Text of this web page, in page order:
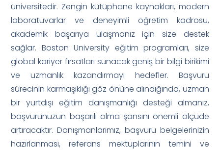
üniversitedir. Zengin kütüphane kaynakları, modern
laboratuvarlar ve deneyimli öğretim kadrosu,
akademik başarıya ulaşmanız için size destek
sağlar. Boston University eğitim programları, size
global kariyer fırsatları sunacak geniş bir bilgi birikimi
ve uzmanlık kazandırmayı hedefler. Başvuru
sürecinin karmaşıklığı göz önüne alındığında, uzman
bir yurtdışı eğitim danışmanlığı desteği almanız,
başvurunuzun başarılı olma şansını önemli ölçüde
artıracaktır. Danışmanlarımız, başvuru belgelerinizin
hazırlanması, referans mektuplarının temini ve